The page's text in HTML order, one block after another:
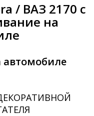
/ ВАЗ 2170 с
на
автомобиле